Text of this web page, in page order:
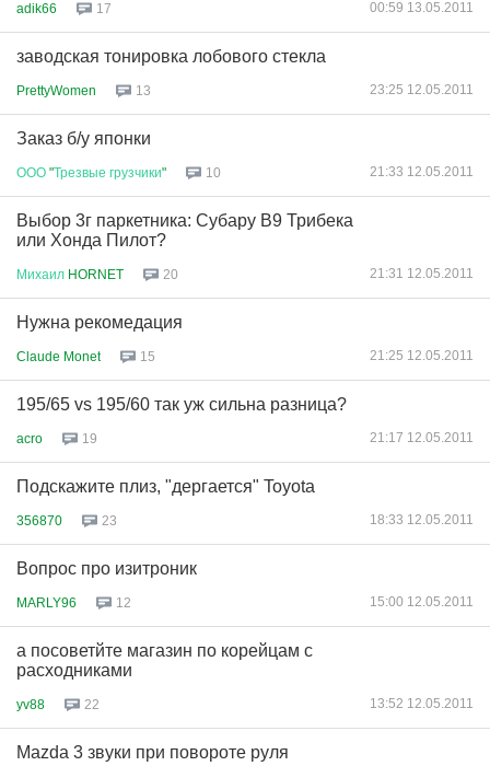
adik66 17 00:59 13.05.2011
заводская тонировка лобового стекла
PrettyWomen 13 23:25 12.05.2011
Заказ б/у японки
ООО "Трезвые грузчики" 10 21:33 12.05.2011
Выбор 3г паркетника: Субару В9 Трибека
или Хонда Пилот?
Михаил HORNET 20 21:31 12.05.2011
Нужна рекомедация
Claude Monet 15 21:25 12.05.2011
195/65 vs 195/60 так уж сильна разница?
acro 19 21:17 12.05.2011
Подскажите плиз, "дергается" Toyota
356870 23 18:33 12.05.2011
Вопрос про изитроник
MARLY96 12 15:00 12.05.2011
а посоветйте магазин по корейцам с
расходниками
yv88 22 13:52 12.05.2011
Mazda 3 звуки при повороте руля